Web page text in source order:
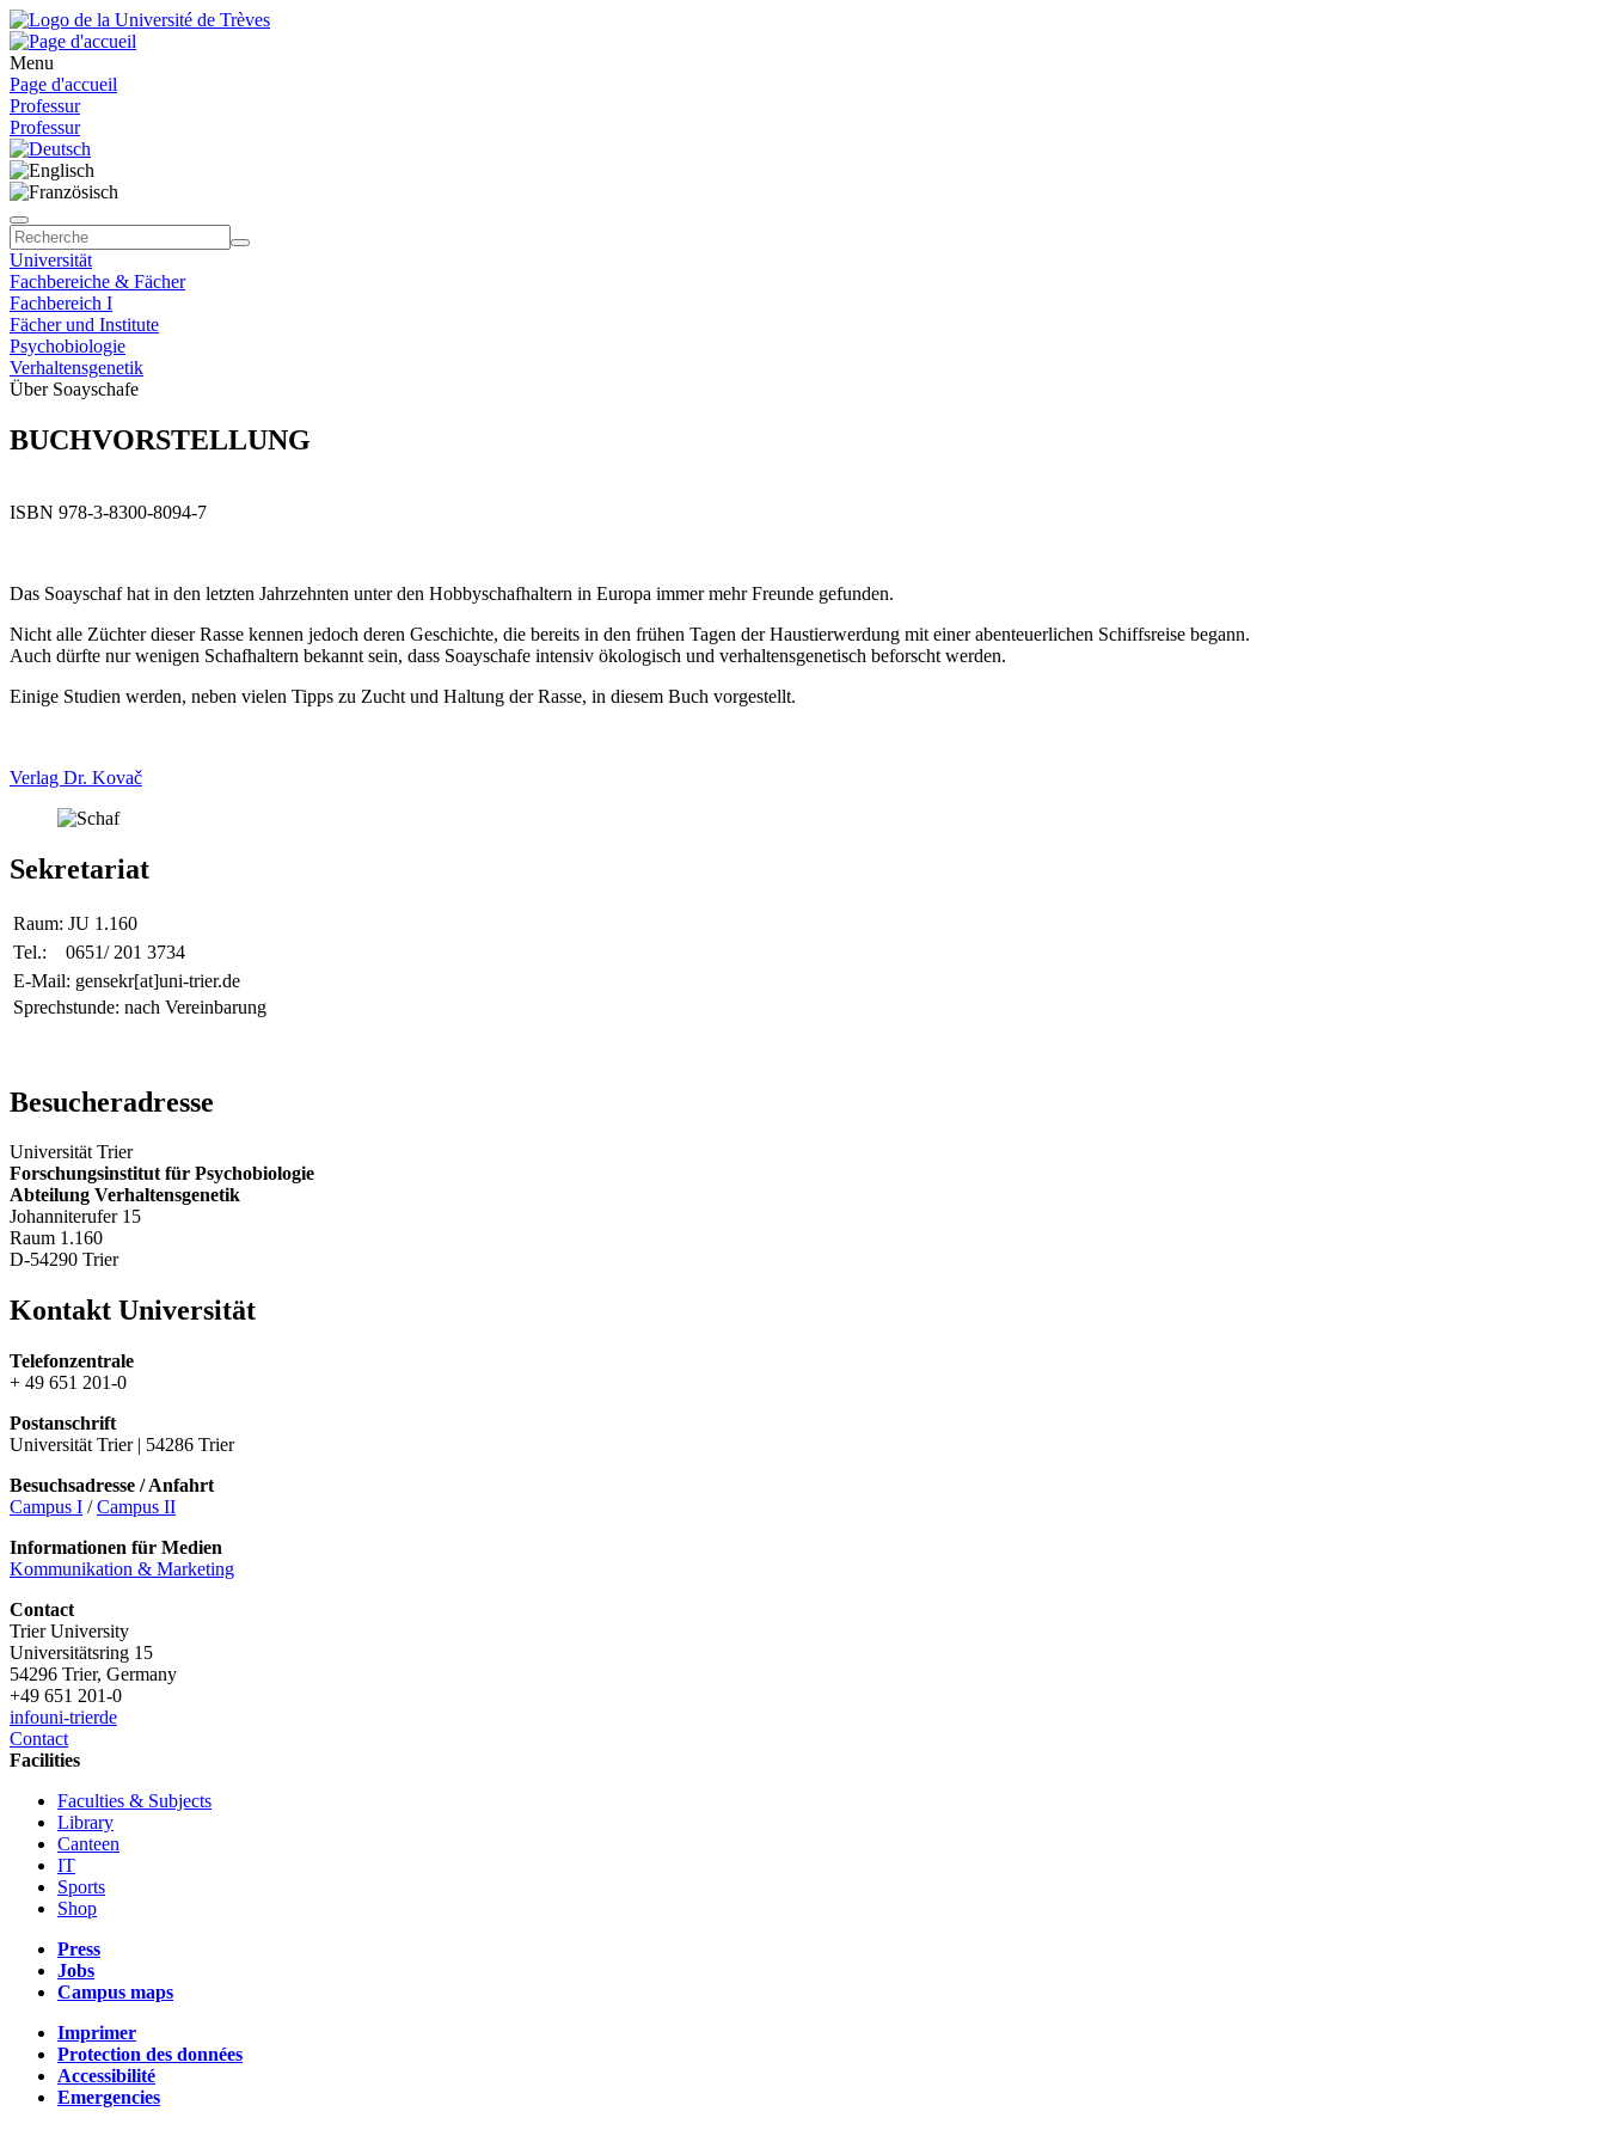
Menu
Page d'accueil
Professur
Professur
Universität
Fachbereiche & Fächer
Fachbereich I
Fächer und Institute
Psychobiologie
Verhaltensgenetik
Über Soayschafe
BUCHVORSTELLUNG
ISBN 978-3-8300-8094-7
Das Soayschaf hat in den letzten Jahrzehnten unter den Hobbyschafhaltern in Europa immer mehr Freunde gefunden.
Nicht alle Züchter dieser Rasse kennen jedoch deren Geschichte, die bereits in den frühen Tagen der Haustierwerdung mit einer abenteuerlichen Schiffsreise begann.
Auch dürfte nur wenigen Schafhaltern bekannt sein, dass Soayschafe intensiv ökologisch und verhaltensgenetisch beforscht werden.
Einige Studien werden, neben vielen Tipps zu Zucht und Haltung der Rasse, in diesem Buch vorgestellt.
Verlag Dr. Kovač
Sekretariat
Raum: JU 1.160
Tel.:
0651/ 201 3734
E-Mail: gensekr[at]uni-trier.de
Sprechstunde: nach Vereinbarung
Besucheradresse
Universität Trier
Forschungsinstitut für Psychobiologie
Abteilung Verhaltensgenetik
Johanniterufer 15
Raum 1.160
D-54290 Trier
Kontakt Universität
Telefonzentrale
+ 49 651 201-0
Postanschrift
Universität Trier | 54286 Trier
Besuchsadresse / Anfahrt
Campus I /Campus II
Informationen für Medien
Kommunikation & Marketing
Contact
Trier University
Universitätsring 15
54296 Trier, Germany
+49 651 201-0
infouni-trierde
Contact
Facilities
Faculties & Subjects
Library
Canteen
IT
Sports
Shop
Press
Jobs
Campus maps
Imprimer
Protection des données
Accessibilité
Emergencies